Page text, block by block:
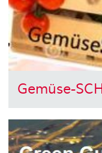
Gemüse-